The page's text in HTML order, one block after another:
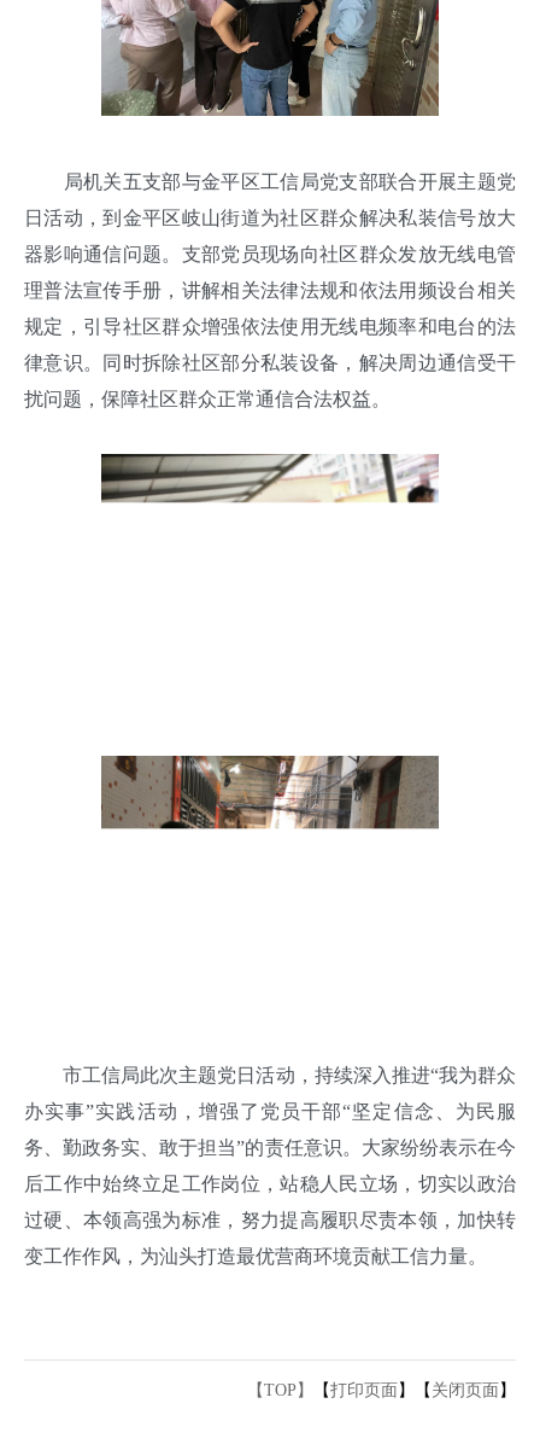
局机关五支部与金平区工信局党支部联合开展主题党
日活动，到金平区岐山街道为社区群众解决私装信号放大
器影响通信问题。支部党员现场向社区群众发放无线电管
理普法宣传手册，讲解相关法律法规和依法用频设台相关
规定，引导社区群众增强依法使用无线电频率和电台的法
律意识。同时拆除社区部分私装设备，解决周边通信受干
扰问题，保障社区群众正常通信合法权益。
市工信局此次主题党日活动，持续深入推进“我为群众
办实事”实践活动，增强了党员干部“坚定信念、为民服
务、勤政务实、敢于担当”的责任意识。大家纷纷表示在今
后工作中始终立足工作岗位，站稳人民立场，切实以政治
过硬、本领高强为标准，努力提高履职尽责本领，加快转
变工作作风，为汕头打造最优营商环境贡献工信力量。
【TOP】 【打印页面 】【 关闭页面 】